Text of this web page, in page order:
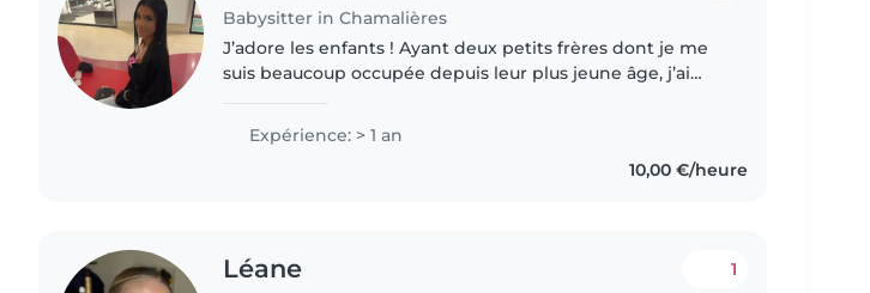
Babysitter in Chamalières
J’adore les enfants ! Ayant deux petits frères dont je me
suis beaucoup occupée depuis leur plus jeune âge, j’ai
plus grands. Que..
Expérience: > 1 an
10,00 €/heure
Léane 1